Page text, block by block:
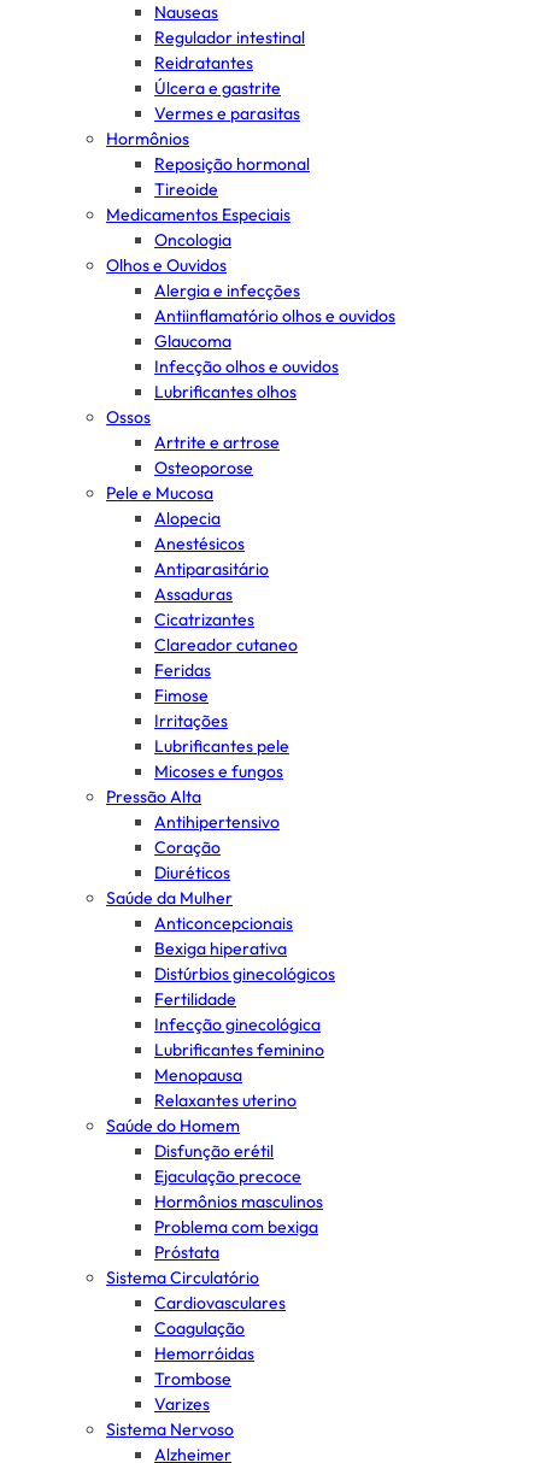
Nauseas
Regulador intestinal
Reidratantes
Úlcera e gastrite
Vermes e parasitas
Hormônios
Reposição hormonal
Tireoide
Medicamentos Especiais
Oncologia
Olhos e Ouvidos
Alergia e infecções
Antiinflamatório olhos e ouvidos
Glaucoma
Infecção olhos e ouvidos
Lubrificantes olhos
Ossos
Artrite e artrose
Osteoporose
Pele e Mucosa
Alopecia
Anestésicos
Antiparasitário
Assaduras
Cicatrizantes
Clareador cutaneo
Feridas
Fimose
Irritações
Lubrificantes pele
Micoses e fungos
Pressão Alta
Antihipertensivo
Coração
Diuréticos
Saúde da Mulher
Anticoncepcionais
Bexiga hiperativa
Distúrbios ginecológicos
Fertilidade
Infecção ginecológica
Lubrificantes feminino
Menopausa
Relaxantes uterino
Saúde do Homem
Disfunção erétil
Ejaculação precoce
Hormônios masculinos
Problema com bexiga
Próstata
Sistema Circulatório
Cardiovasculares
Coagulação
Hemorróidas
Trombose
Varizes
Sistema Nervoso
Alzheimer